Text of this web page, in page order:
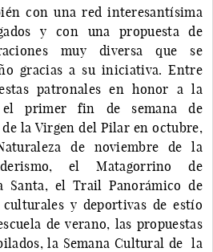
con una red interesantísima
y con una propuesta de
muy diversa que se
gracias a su iniciativa. Entre
patronales en honor a la
primer fin de semana de
la Virgen del Pilar en octubre,
de noviembre de la
el Matagorrino de
Santa, el Trail Panorámico de
y deportivas de estío
de verano, las propuestas
la Semana Cultural de la